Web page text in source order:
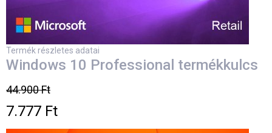
Termék részletes adatai
Windows 10 Professional termékkulcs
44.900 Ft
7.777 Ft